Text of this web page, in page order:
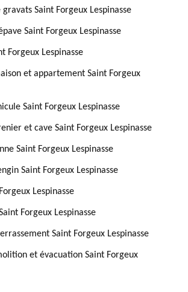
Saint Forgeux Lespinasse
Saint Forgeux Lespinasse
Forgeux Lespinasse
et appartement Saint Forgeux
Saint Forgeux Lespinasse
et cave Saint Forgeux Lespinasse
Saint Forgeux Lespinasse
Saint Forgeux Lespinasse
Lespinasse
Forgeux Lespinasse
Saint Forgeux Lespinasse
et évacuation Saint Forgeux